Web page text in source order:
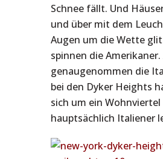
Schnee fällt. Und
und über mit dem
Augen um die Wette
spinnen die Amerikaner.
genaugenommen die
bei den Dyker Heights
sich um ein
hauptsächlich Italiener